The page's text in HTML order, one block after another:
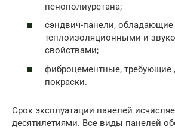
пенополиуретана;
сэндвич-панели, обладающие
теплоизоляционными и
свойствами;
фиброцементные, требующие
покраски.
Срок эксплуатации панелей
десятилетиями. Все виды панелей